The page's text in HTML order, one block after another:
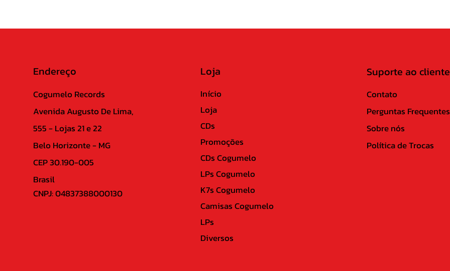
Endereço
Cogumelo Records
Avenida Augusto De Lima,
555 - Lojas 21 e 22
Belo Horizonte - MG
CEP 30.190-005
Brasil
CNPJ: 04837388000130
Loja
Início
Loja
CDs
Promoções
CDs Cogumelo
LPs Cogumelo
K7s Cogumelo
Camisas Cogumelo
LPs
Diversos
Suporte ao cliente
Contato
Perguntas Frequentes
Sobre nós
Política de Trocas